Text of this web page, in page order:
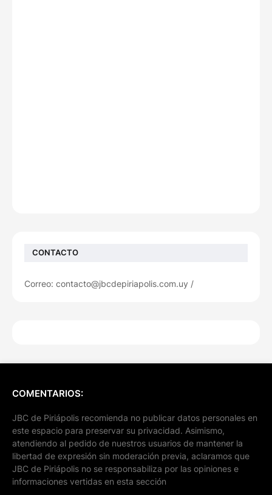
CONTACTO
Correo: contacto@jbcdepiriapolis.com.uy /
COMENTARIOS:
JBC de Piriápolis recomienda no publicar datos personales en
este espacio para preservar su privacidad. Asimismo,
atendiendo al pedido de nuestros usuarios de mantener la
libertad de expresión sin moderación previa, aclaramos que
JBC de Piriápolis no se responsabiliza por las opiniones e
informaciones vertidas en esta sección